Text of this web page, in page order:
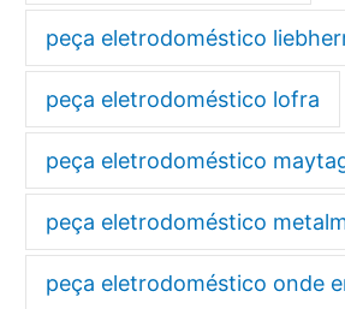
peça eletrodoméstico
peça eletrodoméstico lofra
peça eletrodoméstico
peça eletrodoméstico
peça eletrodoméstico onde